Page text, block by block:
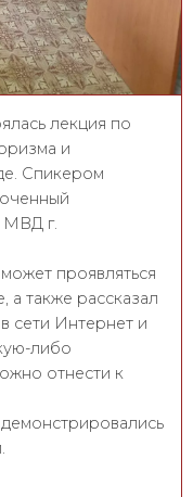
лекция по
и
Спикером
МВД г.
проявляться
также рассказал
сети Интернет и
либо
отнести к